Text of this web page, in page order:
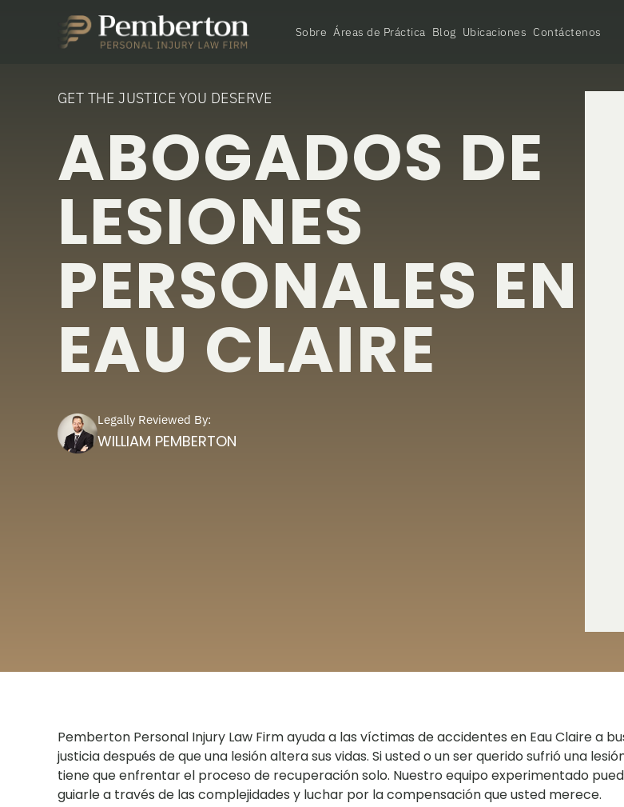
Sobre Áreas de Práctica Blog Ubicaciones Contáctenos
GET THE JUSTICE YOU DESERVE
ABOGADOS DE
LESIONES
PERSONALES EN
EAU CLAIRE
Legally Reviewed By:
WILLIAM PEMBERTON
Pemberton Personal Injury Law Firm ayuda a las víctimas de accidentes en Eau Claire a
justicia después de que una lesión altera sus vidas. Si usted o un ser querido sufrió una
tiene que enfrentar el proceso de recuperación solo. Nuestro equipo experimentado
guiarle a través de las complejidades y luchar por la compensación que usted merece.